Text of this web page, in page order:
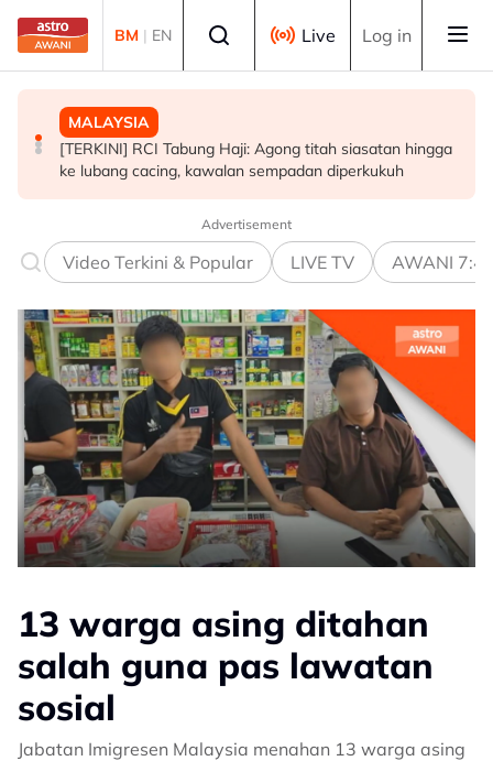
Skip to main content
BM | EN Live Log in
MALAYSIA
[TERKINI] RCI Tabung Haji: Agong titah siasatan hingga
ke lubang cacing, kawalan sempadan diperkukuh
MALAYSIA
HBH: Impak pelaksanaan dinilai selepas satu hingga
tiga bulan - KPPA
MALAYSIA
Azerbaijan lantik duta baharu ke Malaysia
Advertisement
Video Terkini & Popular LIVE TV AWANI
13 warga asing ditahan
salah guna pas lawatan
sosial
Jabatan Imigresen Malaysia menahan 13 warga asing